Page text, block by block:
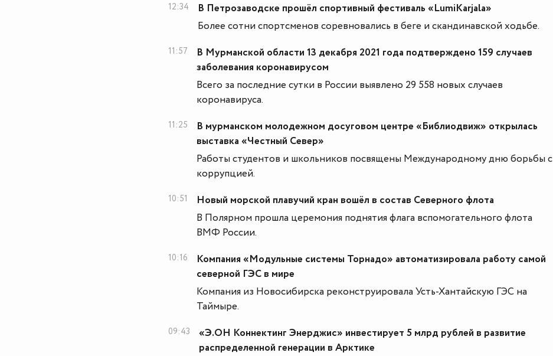
12:34
В Петрозаводске прошёл спортивный фестиваль «LumiKarjala»
Более сотни спортсменов соревновались в беге и скандинавской ходьбе.
11:57
В Мурманской области 13 декабря 2021 года подтверждено 159 случаев
заболевания коронавирусом
Всего за последние сутки в России выявлено 29 558 новых случаев
коронавируса.
11:25
В мурманском молодежном досуговом центре «Библиодвиж» открылась
выставка «Честный Север»
Работы студентов и школьников посвящены Международному дню борьбы с
коррупцией.
10:51
Новый морской плавучий кран вошёл в состав Северного флота
В Полярном прошла церемония поднятия флага вспомогательного флота
ВМФ России.
10:16
Компания «Модульные системы Торнадо» автоматизировала работу самой
северной ГЭС в мире
Компания из Новосибирска реконструировала Усть-Хантайскую ГЭС на
Таймыре.
09:43
«Э.ОН Коннектинг Энерджис» инвестирует 5 млрд рублей в развитие
распределенной генерации в Арктике